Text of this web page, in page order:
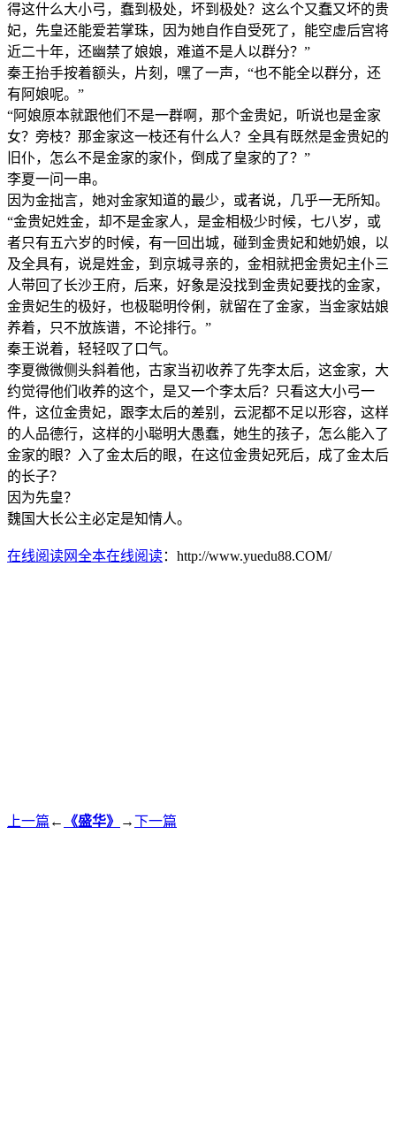
得这什么大小弓，蠢到极处，坏到极处？这么个又蠢又坏的贵
妃，先皇还能爱若掌珠，因为她自作自受死了，能空虚后宫将
近二十年，还幽禁了娘娘，难道不是人以群分？”
秦王抬手按着额头，片刻，嘿了一声，“也不能全以群分，还
有阿娘呢。”
“阿娘原本就跟他们不是一群啊，那个金贵妃，听说也是金家
女？旁枝？那金家这一枝还有什么人？全具有既然是金贵妃的
旧仆，怎么不是金家的家仆，倒成了皇家的了？”
李夏一问一串。
因为金拙言，她对金家知道的最少，或者说，几乎一无所知。
“金贵妃姓金，却不是金家人，是金相极少时候，七八岁，或
者只有五六岁的时候，有一回出城，碰到金贵妃和她奶娘，以
及全具有，说是姓金，到京城寻亲的，金相就把金贵妃主仆三
人带回了长沙王府，后来，好象是没找到金贵妃要找的金家，
金贵妃生的极好，也极聪明伶俐，就留在了金家，当金家姑娘
养着，只不放族谱，不论排行。”
秦王说着，轻轻叹了口气。
李夏微微侧头斜着他，古家当初收养了先李太后，这金家，大
约觉得他们收养的这个，是又一个李太后？只看这大小弓一
件，这位金贵妃，跟李太后的差别，云泥都不足以形容，这样
的人品德行，这样的小聪明大愚蠢，她生的孩子，怎么能入了
金家的眼？入了金太后的眼，在这位金贵妃死后，成了金太后
的长子？
因为先皇？
魏国大长公主必定是知情人。
在线阅读网全本在线阅读：http://www.yuedu88.COM/
上一篇 ← 《盛华》 →下一篇